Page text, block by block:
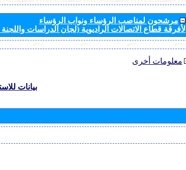
مرشحون لمناصب الرؤساء ونواب الرؤساء
لأفرقة قطاع الاتصالات الراديوية (لجان الدراسات
معلومات أخرى
بيانات